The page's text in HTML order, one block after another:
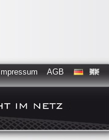
Impressum AGB